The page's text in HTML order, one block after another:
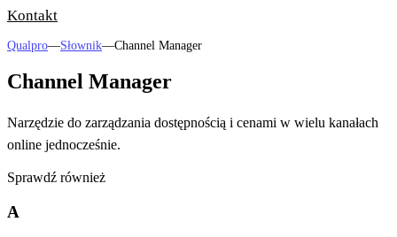
Kontakt
Qualpro—Słownik—Channel Manager
Channel Manager
Narzędzie do zarządzania dostępnością i cenami w wielu kanałach
online jednocześnie.
Sprawdź również
A